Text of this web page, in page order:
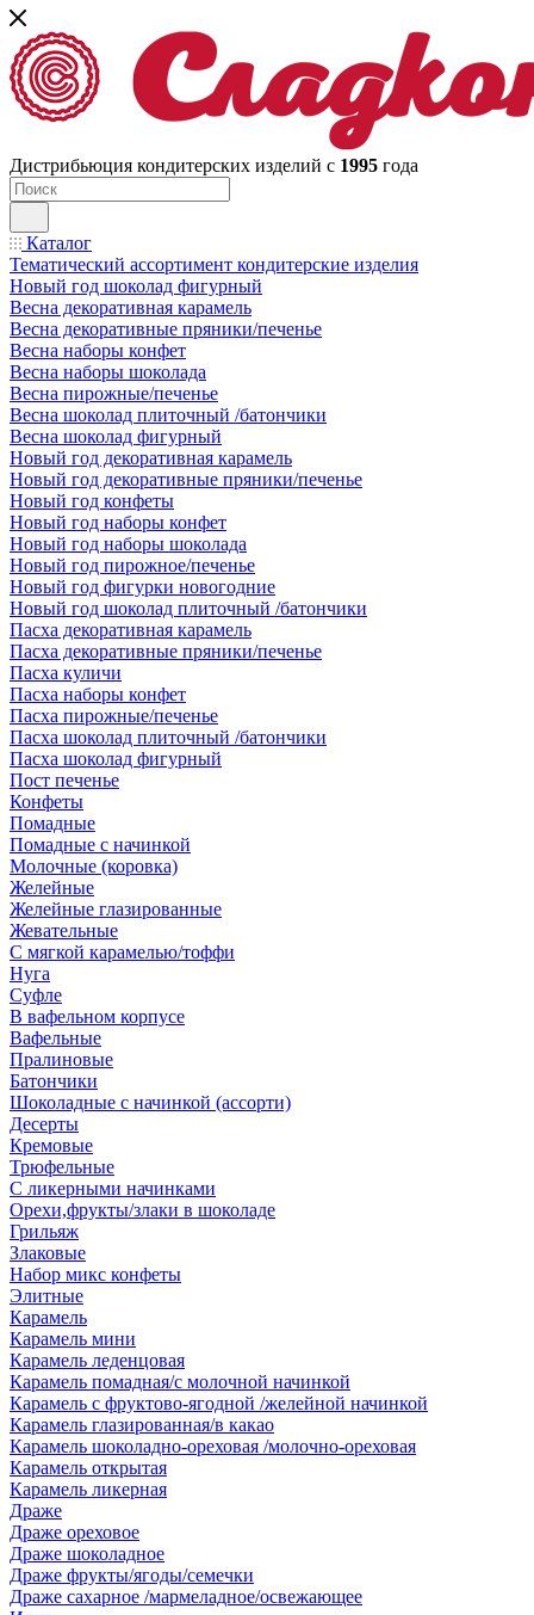
Дистрибьюция кондитерских изделий с 1995 года
Каталог
Тематический ассортимент кондитерские изделия
Новый год шоколад фигурный
Весна декоративная карамель
Весна декоративные пряники/печенье
Весна наборы конфет
Весна наборы шоколада
Весна пирожные/печенье
Весна шоколад плиточный /батончики
Весна шоколад фигурный
Новый год декоративная карамель
Новый год декоративные пряники/печенье
Новый год конфеты
Новый год наборы конфет
Новый год наборы шоколада
Новый год пирожное/печенье
Новый год фигурки новогодние
Новый год шоколад плиточный /батончики
Пасха декоративная карамель
Пасха декоративные пряники/печенье
Пасха куличи
Пасха наборы конфет
Пасха пирожные/печенье
Пасха шоколад плиточный /батончики
Пасха шоколад фигурный
Пост печенье
Конфеты
Помадные
Помадные с начинкой
Молочные (коровка)
Желейные
Желейные глазированные
Жевательные
С мягкой карамелью/тоффи
Нуга
Суфле
В вафельном корпусе
Вафельные
Пралиновые
Батончики
Шоколадные с начинкой (ассорти)
Десерты
Кремовые
Трюфельные
С ликерными начинками
Орехи,фрукты/злаки в шоколаде
Грильяж
Злаковые
Набор микс конфеты
Элитные
Карамель
Карамель мини
Карамель леденцовая
Карамель помадная/с молочной начинкой
Карамель с фруктово-ягодной /желейной начинкой
Карамель глазированная/в какао
Карамель шоколадно-ореховая /молочно-ореховая
Карамель открытая
Карамель ликерная
Драже
Драже ореховое
Драже шоколадное
Драже фрукты/ягоды/семечки
Драже сахарное /мармеладное/освежающее